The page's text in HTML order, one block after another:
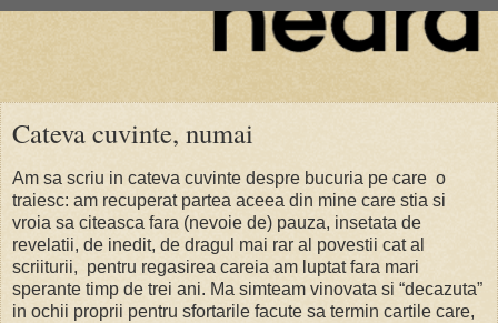
Cateva cuvinte, numai
Am sa scriu in cateva cuvinte despre bucuria pe care o
traiesc: am recuperat partea aceea din mine care stia si
vroia sa citeasca fara (nevoie de) pauza, insetata de
revelatii, de inedit, de dragul mai rar al povestii cat al
scriiturii, pentru regasirea careia am luptat fara mari
sperante timp de trei ani. Ma simteam vinovata si “decazuta”
in ochii proprii pentru sfortarile facute sa termin cartile care,